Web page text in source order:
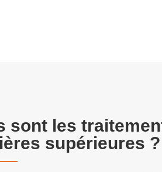
sont les
supérieures ?